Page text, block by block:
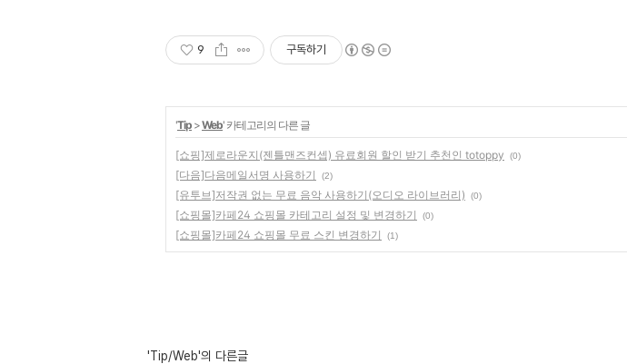
9 구독하기
'Tip >Web' 카테고리의 다른 글
[쇼핑]제로라운지(젠틀맨즈컨셉) 유료회원 할인 받기 추천인 totoppy (0)
[다음]다음메일서명 사용하기 (2)
[유투브]저작권 없는 무료 음악 사용하기(오디오 라이브러리) (0)
[쇼핑몰]카페24 쇼핑몰 카테고리 설정 및 변경하기 (0)
[쇼핑몰]카페24 쇼핑몰 무료 스킨 변경하기 (1)
'Tip/Web'의 다른글